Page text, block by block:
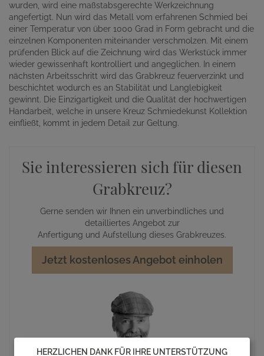
wurden, wird eine maßstabsgerechte Werkzeichnung
angefertigt. Nun wird das Metall vom erfahrenen Schmied bei
einer Temperatur von über 1000 Grad in Form gebracht und die
einzelnen Komponenten miteinander verschmolzen. Mit einem
prüfenden Blick auf die Zeichnung wird das Werkstück immer
wieder gewissenhaft kontrolliert und angeglichen. In einem
nächsten Arbeitsschritt wird das Grabkreuz feuerverzinkt und
beschichtet wodurch es an Stabilität und Langlebigkeit
gewinnt. Die Einzigartigkeit und die Qualität der hochwertigen
Handarbeit, welche in unsere Kreuz Schmiedekunst Kollektion
einfließt, kommt in jedem Detail zur Geltung.
Sie interessieren sich für diesen
Grabkreuz?
Gerne senden wir Ihnen ein unverbindliches und
detailliertes Angebot zur
Anfertigung und Aufstellung dieses Grabkreuzes.
Jetzt kostenloses Angebot einholen
HERZLICHEN DANK FÜR IHRE UNTERSTÜTZUNG